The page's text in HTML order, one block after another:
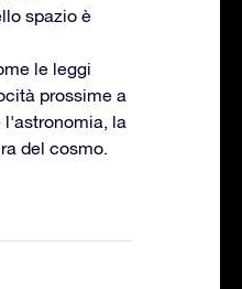
spazio è
le leggi
prossime a
la
del cosmo.